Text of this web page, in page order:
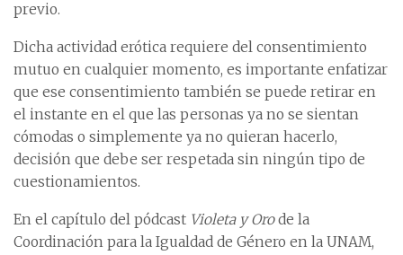
previo.
Dicha actividad erótica requiere del consentimiento
mutuo en cualquier momento, es importante enfatizar
que ese consentimiento también se puede retirar en
el instante en el que las personas ya no se sientan
cómodas o simplemente ya no quieran hacerlo,
decisión que debe ser respetada sin ningún tipo de
cuestionamientos.
En el capítulo del pódcast Violeta y Orode la
Coordinación para la Igualdad de Género en la UNAM,